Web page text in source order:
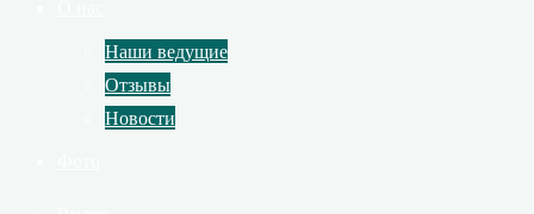
Наши ведущие
Отзывы
Новости